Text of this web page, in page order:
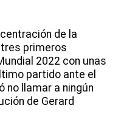
de la
primeros
2022 con unas
partido ante el
no llamar a ningún
de Gerard